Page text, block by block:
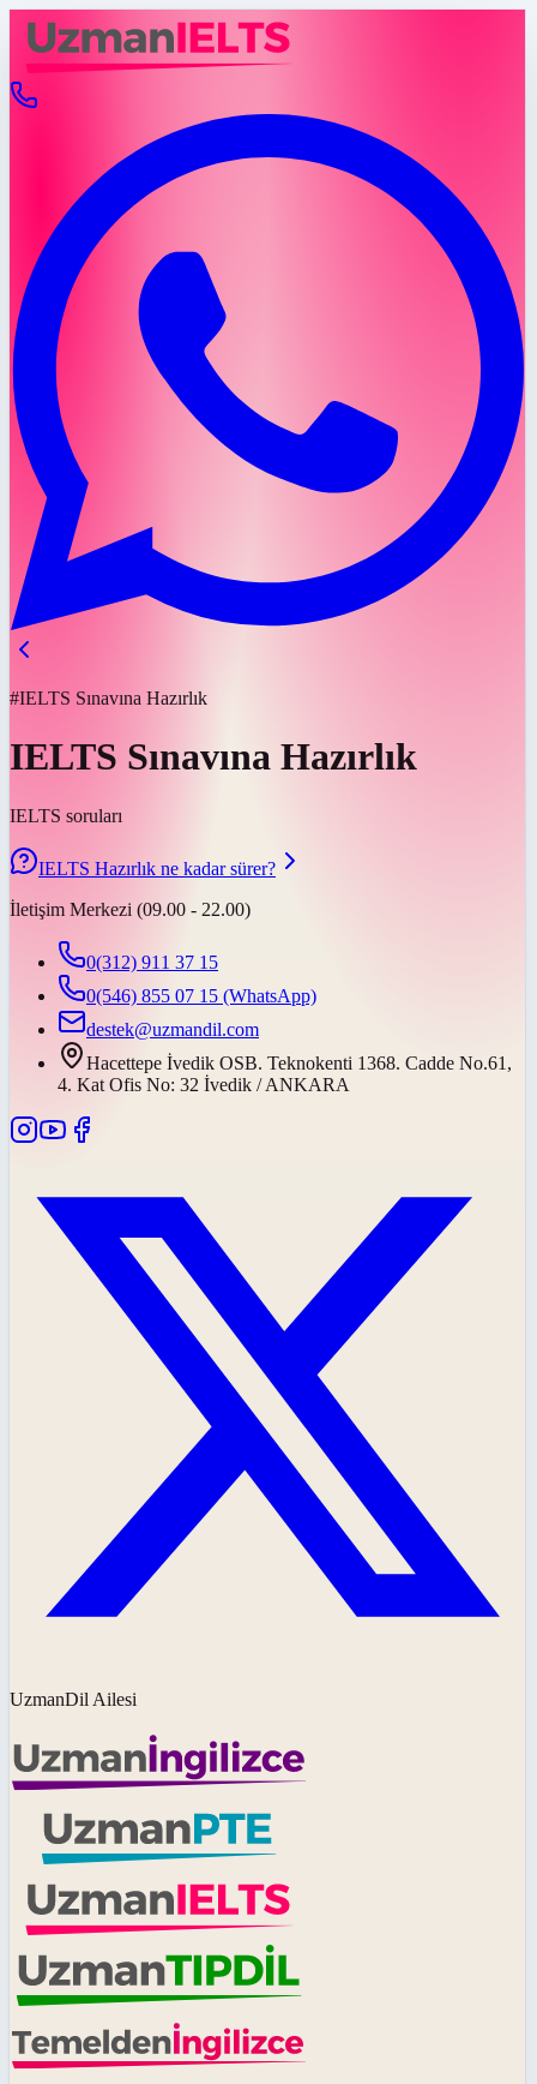
#IELTS Sınavına Hazırlık
IELTS Sınavına Hazırlık
IELTS soruları
IELTS Hazırlık ne kadar sürer?
İletişim Merkezi (09.00 - 22.00)
0(312) 911 37 15
0(546) 855 07 15 (WhatsApp)
destek@uzmandil.com
Hacettepe İvedik OSB. Teknokenti 1368. Cadde No.61,
4. Kat Ofis No: 32 İvedik / ANKARA
UzmanDil Ailesi